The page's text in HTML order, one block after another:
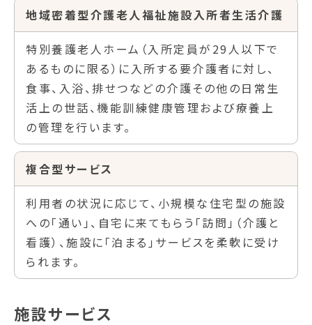
地域密着型介護老人福祉施設入所者生活介護
特別養護老人ホーム（入所定員が29人以下で
あるものに限る）に入所する要介護者に対し、
食事、入浴、排せつなどの介護その他の日常生
活上の世話、機能訓練健康管理および療養上
の管理を行います。
複合型サービス
利用者の状況に応じて、小規模な住宅型の施設
への「通い」、自宅に来てもらう「訪問」（介護と
看護）、施設に「泊まる」サービスを柔軟に受け
られます。
施設サービス